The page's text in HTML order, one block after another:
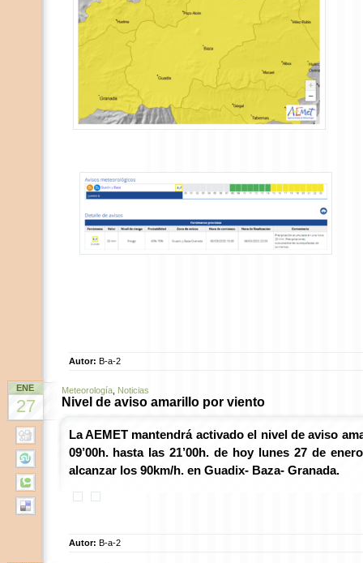
Autor: B-a-2
ENE
27
Meteorología, Noticias
Nivel de aviso amarillo por viento
La AEMET mantendrá activado el nivel de aviso
09’00h. hasta las 21’00h. de hoy lunes 27 de
alcanzar los 90km/h. en Guadix- Baza- Granada.
Autor: B-a-2